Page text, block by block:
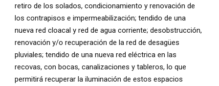
retiro de los solados, condicionamiento y renovación de
los contrapisos e impermeabilización; tendido de una
nueva red cloacal y red de agua corriente; desobstrucción,
renovación y/o recuperación de la red de desagües
pluviales; tendido de una nueva red eléctrica en las
recovas, con bocas, canalizaciones y tableros, lo que
permitirá recuperar la iluminación de estos espacios